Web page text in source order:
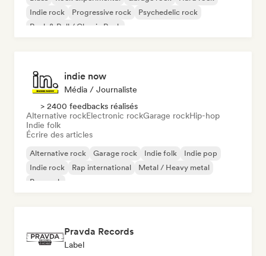
Indie rock
Progressive rock
Psychedelic rock
Rock & Roll / Classic Rock
indie now
Média / Journaliste
> 2400 feedbacks réalisés
Alternative rockElectronic rockGarage rockHip-hop
Indie folk
Écrire des articles
Alternative rock Garage rock Indie folk
Indie pop
Indie rock
Rap international
Metal / Heavy metal
Pop rock
Pravda Records
Label